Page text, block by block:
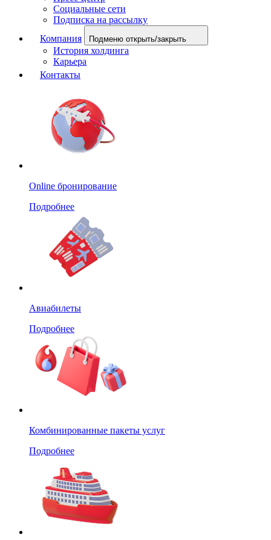
Социальные сети
Подписка на рассылку
Компания
Подменю открыть/закрыть
История холдинга
Карьера
Контакты
Online бронирование
Подробнее
Авиабилеты
Подробнее
Комбинированные пакеты услуг
Подробнее